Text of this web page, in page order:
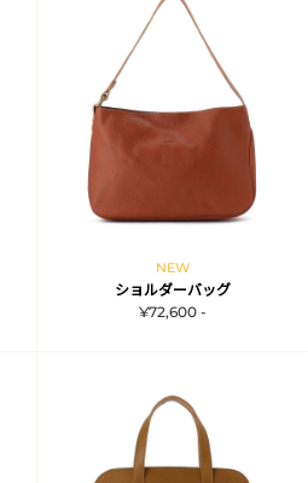
NEW
ショルダーバッグ
¥72,600 -